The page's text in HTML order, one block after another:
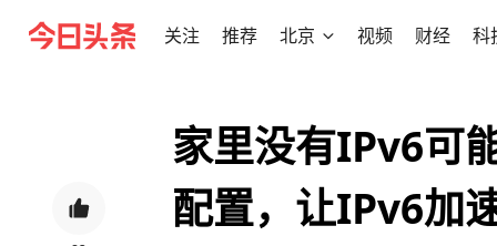
关注 推荐 北京 视频 财经 科
家里没有IPv6可
配置，让IPv6加